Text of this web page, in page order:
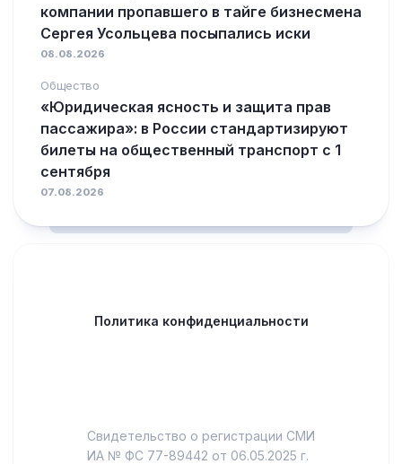
компании пропавшего в тайге бизнесмена
Сергея Усольцева посыпались иски
08.08.2026
Общество
«Юридическая ясность и защита прав
пассажира»: в России стандартизируют
билеты на общественный транспорт с 1
сентября
07.08.2026
Политика конфиденциальности
Свидетельство о регистрации СМИ
ИА № ФС 77-89442 от 06.05.2025 г.